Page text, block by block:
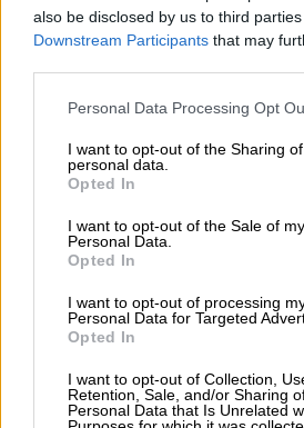
also be disclosed by us to third
Downstream Participants that may
Please note that this website/app
not limited to your visit or usage
grant or deny consent to Google and
use your data for below specified
consent section.
Personal Data Processing Opt
I want to opt-out of the Sharing
personal data.
Opted In
I want to opt-out of the Sale of my
Personal Data.
Opted In
I want to opt-out of processing
Personal Data for Targeted
Opted In
I want to opt-out of Collection,
Retention, Sale, and/or Sharing
Personal Data that Is Unrelated
«Η Γαρυφαλλιά
να αλλάξει τον
«Δεν μπορούσα να πω στη
πάει στη Φολέγανδρο.
μου είχε πει κάποια
να φανταστώ ότι θα
πράγμα...», είπε η Αλέκα
ανέφερε και ένα